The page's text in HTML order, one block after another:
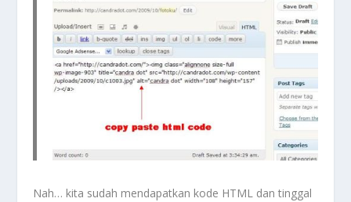
Nah… kita sudah mendapatkan kode HTML dan tinggal